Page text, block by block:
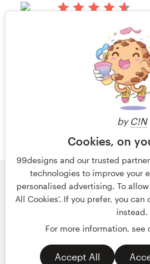
by C!N
Cookies, on
99designs and our trusted
technologies to improve your
personalised advertising. To
All Cookies'. If you prefer, you can
instead.
For more information, see
Accept All
Visualizar seu
embalagem ou1 de 6
© 99designs
Termos e condições
Dados sobre
português